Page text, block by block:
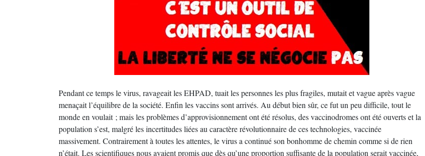
Pendant ce temps le virus, ravageait les EHPAD, tuait les personnes les plus fragiles, mutait et vague après vague
menaçait l’équilibre de la société. Enfin les vaccins sont arrivés. Au début bien sûr, ce fut un peu difficile, tout le
monde en voulait ; mais les problèmes d’approvisionnement ont été résolus, des vaccinodromes ont été ouverts et la
population s’est, malgré les incertitudes liées au caractère révolutionnaire de ces technologies, vaccinée
massivement. Contrairement à toutes les attentes, le virus a continué son bonhomme de chemin comme si de rien
n’était. Les scientifiques nous avaient promis que dès qu’une proportion suffisante de la population serait vaccinée,